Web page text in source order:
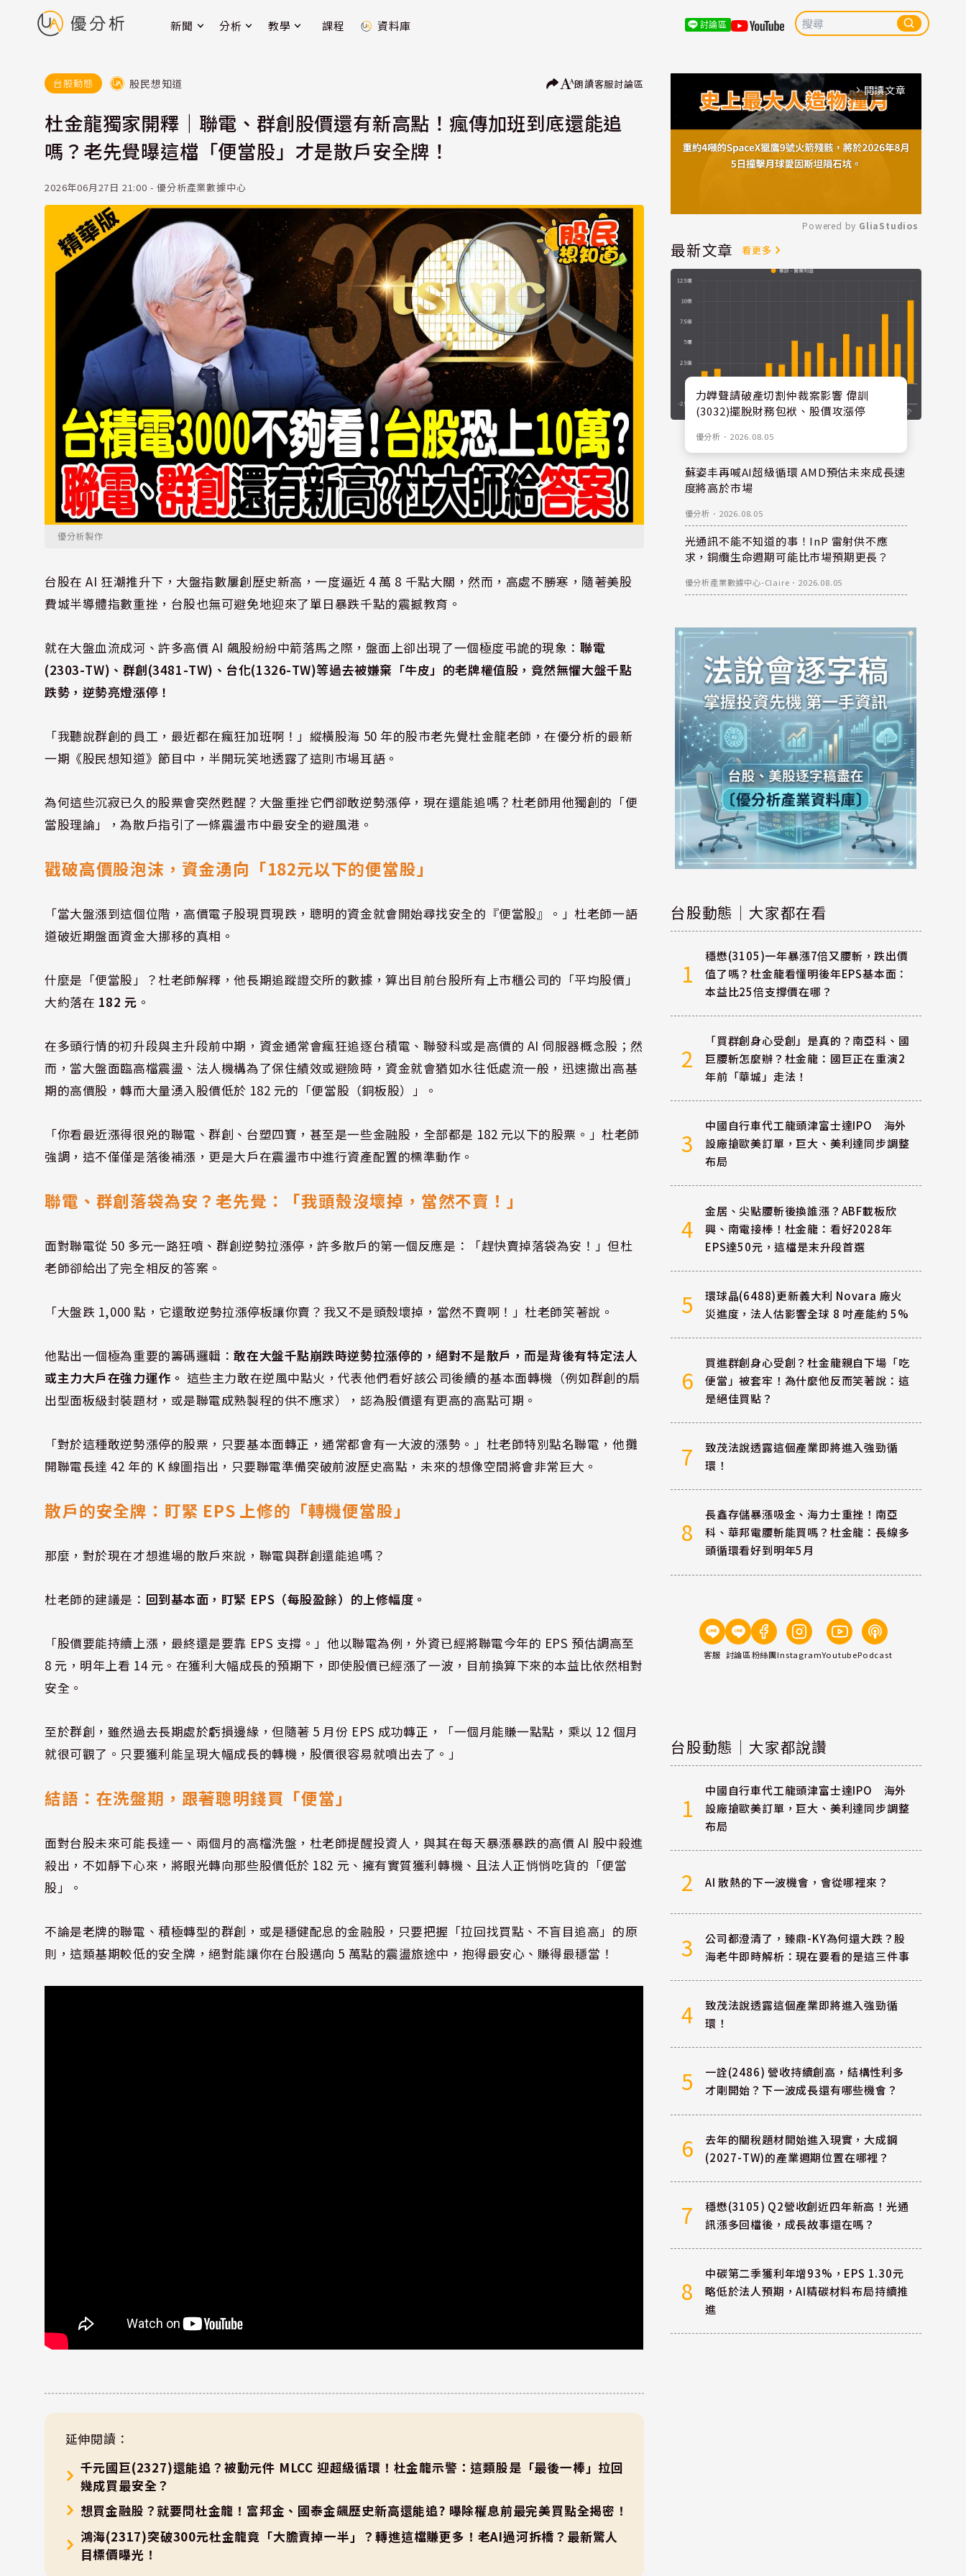
新聞 分析 教學 課程 資料庫 討論區
台股動態 股民想知道 朗讀客服討論區
杜金龍獨家開釋｜聯電、群創股價還有新高點！瘋傳加班到底還能追
嗎？老先覺曝這檔「便當股」才是散戶安全牌！
2026年06月27日 21:00 - 優分析產業數據中心
優分析製作
台股在 AI 狂潮推升下，大盤指數屢創歷史新高，一度逼近 4 萬 8 千點大關，然而，高處不勝寒，隨著美股
費城半導體指數重挫，台股也無可避免地迎來了單日暴跌千點的震撼教育。
就在大盤血流成河、許多高價 AI 飆股紛紛中箭落馬之際，盤面上卻出現了一個極度弔詭的現象：聯電
(2303-TW)、群創(3481-TW)、台化(1326-TW)等過去被嫌棄「牛皮」的老牌權值股，竟然無懼大盤千點
跌勢，逆勢亮燈漲停！
「我聽說群創的員工，最近都在瘋狂加班啊！」縱橫股海 50 年的股市老先覺杜金龍老師，在優分析的最新
一期《股民想知道》節目中，半開玩笑地透露了這則市場耳語。
為何這些沉寂已久的股票會突然甦醒？大盤重挫它們卻敢逆勢漲停，現在還能追嗎？杜老師用他獨創的「便
當股理論」，為散戶指引了一條震盪市中最安全的避風港。
戳破高價股泡沫，資金湧向「182元以下的便當股」
「當大盤漲到這個位階，高價電子股現買現跌，聰明的資金就會開始尋找安全的『便當股』。」杜老師一語
道破近期盤面資金大挪移的真相。
什麼是「便當股」？杜老師解釋，他長期追蹤證交所的數據，算出目前台股所有上市櫃公司的「平均股價」
大約落在 182 元 。
在多頭行情的初升段與主升段前中期，資金通常會瘋狂追逐台積電、聯發科或是高價的 AI 伺服器概念股；然
而，當大盤面臨高檔震盪、法人機構為了保住績效或避險時，資金就會猶如水往低處流一般，迅速撤出高基
期的高價股，轉而大量湧入股價低於 182 元的「便當股（銅板股）」。
「你看最近漲得很兇的聯電、群創、台塑四寶，甚至是一些金融股，全部都是 182 元以下的股票。」杜老師
強調，這不僅僅是落後補漲，更是大戶在震盪市中進行資產配置的標準動作。
聯電、群創落袋為安？老先覺：「我頭殼沒壞掉，當然不賣！」
面對聯電從 50 多元一路狂噴、群創逆勢拉漲停，許多散戶的第一個反應是：「趕快賣掉落袋為安！」但杜
老師卻給出了完全相反的答案。
「大盤跌 1,000 點，它還敢逆勢拉漲停板讓你賣？我又不是頭殼壞掉，當然不賣啊！」杜老師笑著說。
他點出一個極為重要的籌碼邏輯：敢在大盤千點崩跌時逆勢拉漲停的，絕對不是散戶，而是背後有特定法人
或主力大戶在強力運作。 這些主力敢在逆風中點火，代表他們看好該公司後續的基本面轉機（例如群創的扇
出型面板級封裝題材，或是聯電成熟製程的供不應求），認為股價還有更高的高點可期。
「對於這種敢逆勢漲停的股票，只要基本面轉正，通常都會有一大波的漲勢。」杜老師特別點名聯電，他攤
開聯電長達 42 年的 K 線圖指出，只要聯電準備突破前波歷史高點，未來的想像空間將會非常巨大。
散戶的安全牌：盯緊 EPS 上修的「轉機便當股」
那麼，對於現在才想進場的散戶來說，聯電與群創還能追嗎？
杜老師的建議是： 回到基本面，盯緊 EPS（每股盈餘）的上修幅度。
「股價要能持續上漲，最終還是要靠 EPS 支撐。」他以聯電為例，外資已經將聯電今年的 EPS 預估調高至
8 元，明年上看 14 元。在獲利大幅成長的預期下，即使股價已經漲了一波，目前換算下來的本益比依然相對
安全。
至於群創，雖然過去長期處於虧損邊緣，但隨著 5 月份 EPS 成功轉正，「一個月能賺一點點，乘以 12 個月
就很可觀了。只要獲利能呈現大幅成長的轉機，股價很容易就噴出去了。」
結語：在洗盤期，跟著聰明錢買「便當」
面對台股未來可能長達一、兩個月的高檔洗盤，杜老師提醒投資人，與其在每天暴漲暴跌的高價 AI 股中殺進
殺出，不如靜下心來，將眼光轉向那些股價低於 182 元、擁有實質獲利轉機、且法人正悄悄吃貨的「便當
股」。
不論是老牌的聯電、積極轉型的群創，或是穩健配息的金融股，只要把握「拉回找買點、不盲目追高」的原
則，這類基期較低的安全牌，絕對能讓你在台股邁向 5 萬點的震盪旅途中，抱得最安心、賺得最穩當！
延伸閱讀：
千元國巨(2327)還能追？被動元件 MLCC 迎超級循環！杜金龍示警：這類股是「最後一棒」拉回
幾成買最安全？
想買金融股？就要問杜金龍！富邦金、國泰金飆歷史新高還能追? 曝除權息前最完美買點全揭密！
鴻海(2317)突破300元杜金龍竟「大膽賣掉一半」？轉進這檔賺更多！老AI過河拆橋？最新驚人
目標價曝光！
arrow_forward_ios 閱讀文章
Mute
Powered by GliaStudios
最新文章 看更多
力韡聲請破產切割仲裁案影響 偉訓
(3032)擺脫財務包袱、股價攻漲停
優分析 ． 2026.08.05
蘇姿丰再喊AI超級循環 AMD預估未來成長速
度將高於市場
優分析 ． 2026.08.05
光通訊不能不知道的事！InP 雷射供不應
求，銅纜生命週期可能比市場預期更長？
優分析產業數據中心-Claire ． 2026.08.05
台股動態｜大家都在看
1
穩懋(3105)一年暴漲7倍又腰斬，跌出價
值了嗎？杜金龍看懂明後年EPS基本面：
本益比25倍支撐價在哪？
2
「買群創身心受創」是真的？南亞科、國
巨腰斬怎麼辦？杜金龍：國巨正在重演2
年前「華城」走法！
3
中國自行車代工龍頭津富士達IPO 海外
設廠搶歐美訂單，巨大、美利達同步調整
布局
4
金居、尖點腰斬後換誰漲？ABF載板欣
興、南電接棒！杜金龍：看好2028年
EPS達50元，這檔是末升段首選
5
環球晶(6488)更新義大利 Novara 廠火
災進度，法人估影響全球 8 吋產能約 5%
6
買進群創身心受創？杜金龍親自下場「吃
便當」被套牢！為什麼他反而笑著說：這
是絕佳買點？
7
致茂法說透露這個產業即將進入強勁循
環！
8
長鑫存儲暴漲吸金、海力士重挫！南亞
科、華邦電腰斬能買嗎？杜金龍：長線多
頭循環看好到明年5月
客服 討論區粉絲團InstagramYoutubePodcast
台股動態｜大家都說讚
1
中國自行車代工龍頭津富士達IPO 海外
設廠搶歐美訂單，巨大、美利達同步調整
布局
2 AI 散熱的下一波機會，會從哪裡來？
3
公司都澄清了，臻鼎-KY為何還大跌？股
海老牛即時解析：現在要看的是這三件事
4
致茂法說透露這個產業即將進入強勁循
環！
5
一詮(2486) 營收持續創高，結構性利多
才剛開始？下一波成長還有哪些機會？
6
去年的關稅題材開始進入現實，大成鋼
(2027-TW)的產業週期位置在哪裡？
7
穩懋(3105) Q2營收創近四年新高！光通
訊漲多回檔後，成長故事還在嗎？
8
中碳第二季獲利年增93%，EPS 1.30元
略低於法人預期，AI精碳材料布局持續推
進